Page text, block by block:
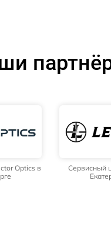
Optics в
Сервисный